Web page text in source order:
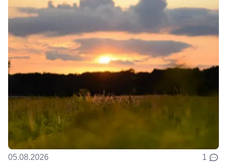
05.08.2026 1